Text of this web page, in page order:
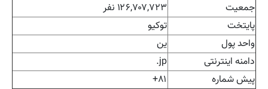
جمعیت
۱۲۶,۷۰۷,۷۲۳ نفر
پایتخت
توکیو
واحد پول
ین
دامنه اینترنتی
jp.
پیش شماره
۸۱+